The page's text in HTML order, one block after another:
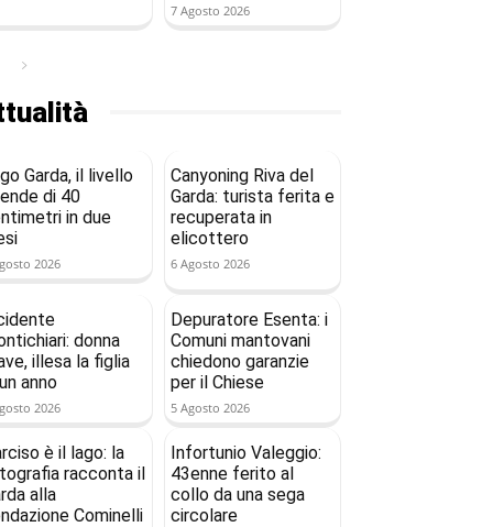
7 Agosto 2026
Garda, il livello
di 40
in due
2026
Canyoning Riva del
Garda: turista ferita e
recuperata in
elicottero
6 Agosto 2026
donna
illesa la figlia
anno
2026
Depuratore Esenta: i
Comuni mantovani
chiedono garanzie
per il Chiese
5 Agosto 2026
è il lago: la
racconta il
alla
Cominelli
Infortunio Valeggio:
43enne ferito al
collo da una sega
circolare